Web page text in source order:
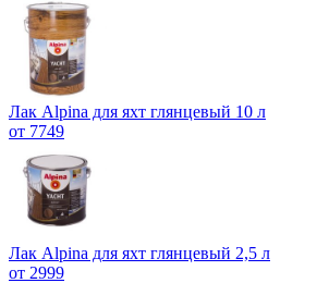
Лак Alpina для яхт глянцевый 10 л
от 7749
Лак Alpina для яхт глянцевый 2,5 л
от 2999